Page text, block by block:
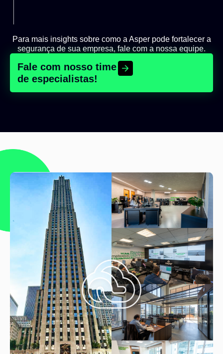
Para mais insights sobre como a Asper pode fortalecer a
segurança de sua empresa, fale com a nossa equipe.
Fale com nosso time
de especialistas!